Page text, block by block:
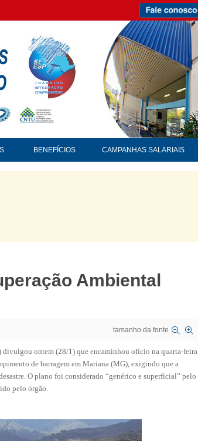
BENEFÍCIOS CAMPANHAS SALARIAIS
Ambiental
tamanho da fonte
ontem (28/1) que encaminhou ofício na quarta-feira
de barragem em Mariana (MG), exigindo que a
O plano foi considerado “genérico e superficial” pelo
pelo órgão.